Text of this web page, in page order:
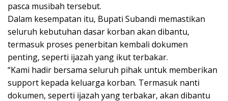
pasca musibah tersebut.
Dalam kesempatan itu, Bupati Subandi memastikan
seluruh kebutuhan dasar korban akan dibantu,
termasuk proses penerbitan kembali dokumen
penting, seperti ijazah yang ikut terbakar.
“Kami hadir bersama seluruh pihak untuk memberikan
support kepada keluarga korban. Termasuk nanti
dokumen, seperti ijazah yang terbakar, akan dibantu